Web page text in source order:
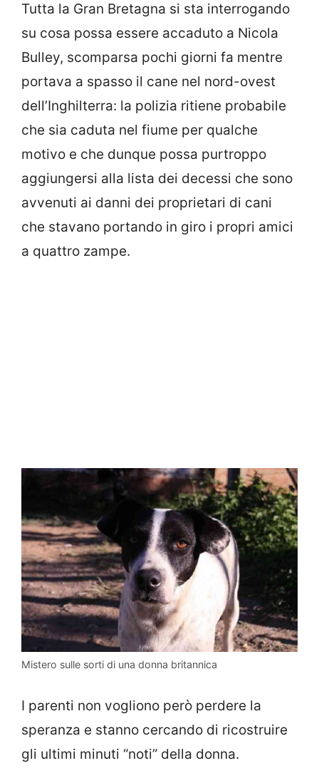
Tutta la Gran Bretagna si sta interrogando
su cosa possa essere accaduto a Nicola
Bulley, scomparsa pochi giorni fa mentre
portava a spasso il cane nel nord-ovest
dell’Inghilterra: la polizia ritiene probabile
che sia caduta nel fiume per qualche
motivo e che dunque possa purtroppo
aggiungersi alla lista dei decessi che sono
avvenuti ai danni dei proprietari di cani
che stavano portando in giro i propri amici
a quattro zampe.
Mistero sulle sorti di una donna britannica
I parenti non vogliono però perdere la
speranza e stanno cercando di ricostruire
gli ultimi minuti “noti” della donna.